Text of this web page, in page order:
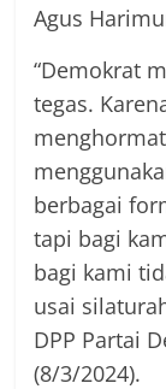
Agus
“Demokrat
tegas.
berbagai
tapi bagi
bagi kami
usai
DPP Partai
(8/3/2024).